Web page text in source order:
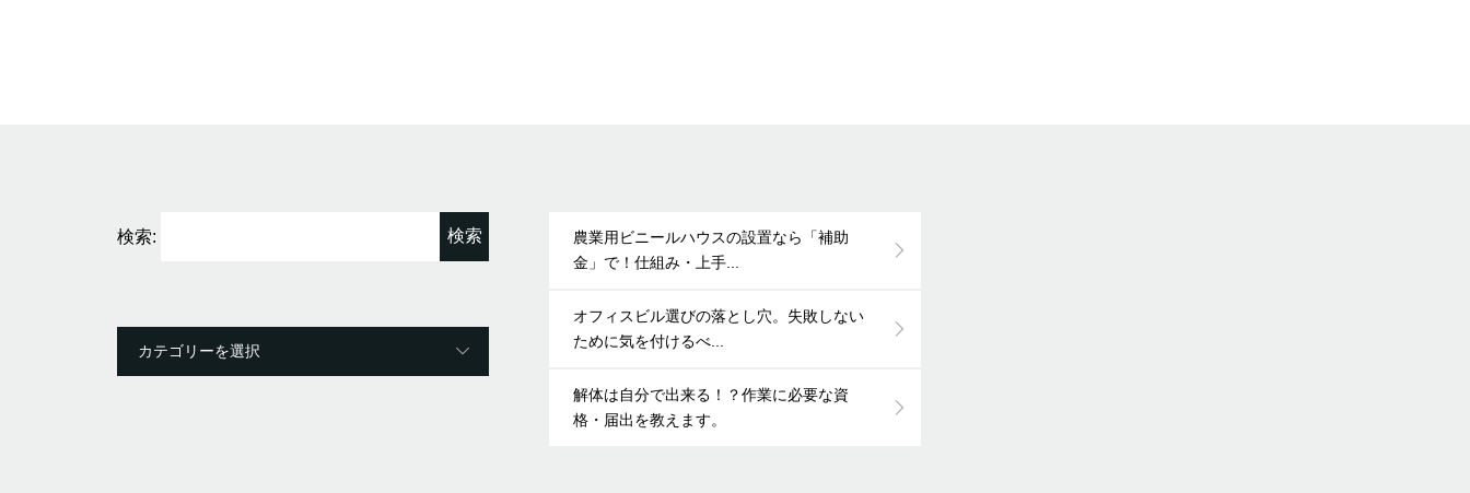
検索:
農業用ビニールハウスの設置なら「補助
金」で！仕組み・上手...
オフィスビル選びの落とし穴。失敗しない
ために気を付けるべ...
解体は自分で出来る！？作業に必要な資
格・届出を教えます。